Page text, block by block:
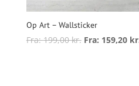
Op Art – Wallsticker
Fra:199,00kr. Fra: 159,20